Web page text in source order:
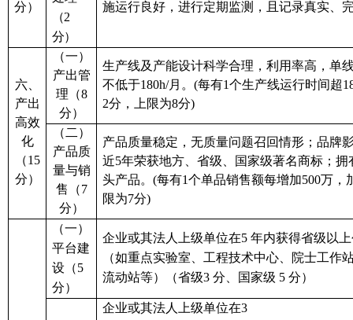
分）
（2
分）
施运行良好 ，进行定期监测，且记录真实、
六、
产出
高效
化
（15
分）
（一）
产出管
理（8
分）
生产线及 产能设计科学合理 ，利用率高，单
不低于180h/月。(每有1个生产线运行时间超1
2分，上限为8分)
（二）
产品质
量与销
售（7
分）
产品质量稳定，无质量问题召回情形；品牌
近5年荣获地方、省级、国家级著名商标 ；拥
头产品。(每有1个单品销售额每增加500万，
限为7分)
（一）
平台建
设（5
分）
企业或其法人上级单位在5 年内获得省级以
（如重点实验室、工程技术中心、院士工作
流动站等）（省级3 分、国家级 5 分）
企业或其法人上级单位在3